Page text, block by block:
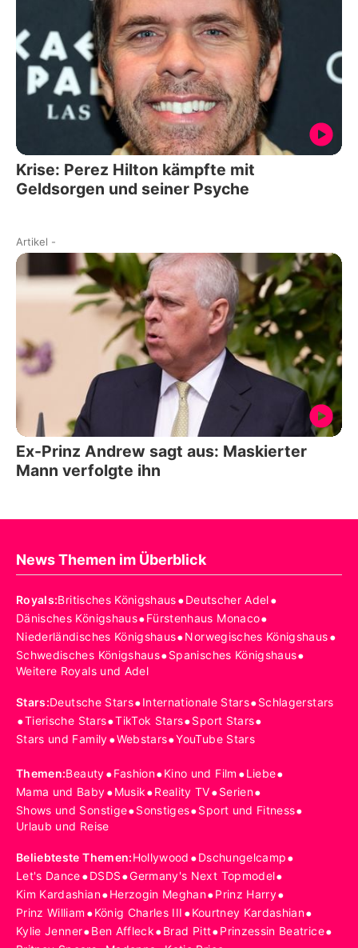
Krise: Perez Hilton kämpfte mit
Geldsorgen und seiner Psyche
Artikel -
Ex-Prinz Andrew sagt aus: Maskierter
Mann verfolgte ihn
News Themen im Überblick
Royals:Britisches Königshaus•Deutscher Adel•
Dänisches Königshaus•Fürstenhaus Monaco•
Niederländisches Königshaus•Norwegisches Königshaus•
Schwedisches Königshaus•Spanisches Königshaus•
Weitere Royals und Adel
Stars:Deutsche Stars•Internationale Stars•Schlagerstars
•Tierische Stars•TikTok Stars•Sport Stars•
Stars und Family•Webstars•YouTube Stars
Themen:Beauty•Fashion•Kino und Film •Liebe•
Mama und Baby•Musik•Reality TV•Serien•
Shows und Sonstige•Sonstiges•Sport und Fitness•
Urlaub und Reise
Beliebteste Themen:Hollywood •Dschungelcamp•
Let's Dance•DSDS•Germany's Next Topmodel•
Kim Kardashian•Herzogin Meghan•Prinz Harry•
Prinz William •König Charles III •Kourtney Kardashian•
Kylie Jenner•Ben Affleck•Brad Pitt•Prinzessin Beatrice•